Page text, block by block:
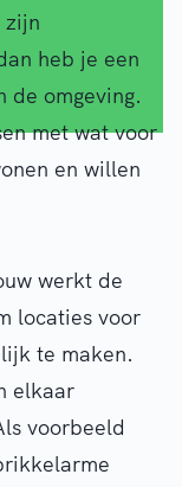
zijn
heb je een
de omgeving.
met wat voor
en willen
werkt de
locaties voor
te maken.
elkaar
voorbeeld